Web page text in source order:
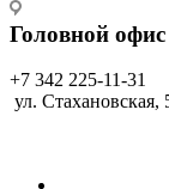
Головной
+7 342 225-11-31
ул. Стахановская,